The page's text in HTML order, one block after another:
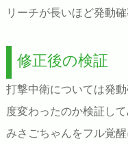
リーチが長いほど発動
修正後の検証
打撃中衛については発
度変わったのか検証して
みさごちゃんをフル覚醒